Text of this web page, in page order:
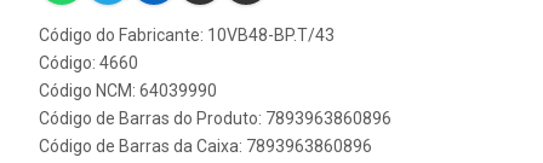
Código do Fabricante: 10VB48-BP.T/43
Código: 4660
Código NCM: 64039990
Código de Barras do Produto: 7893963860896
Código de Barras da Caixa: 7893963860896